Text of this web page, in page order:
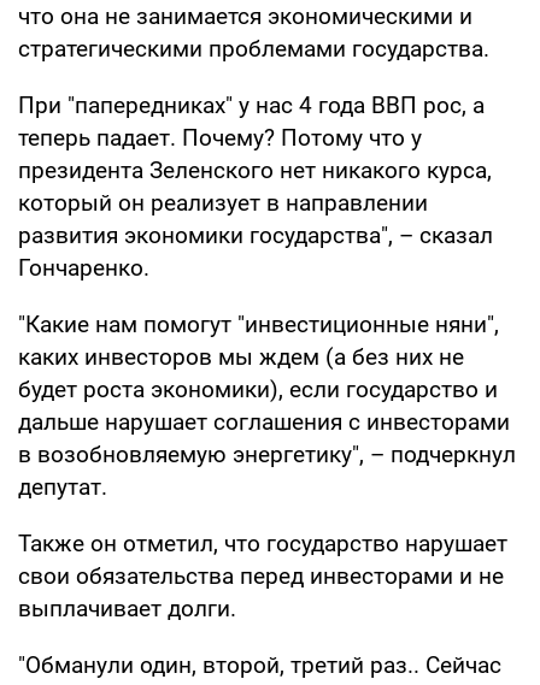
что она не занимается экономическими и
стратегическими проблемами государства.
При "папередниках" у нас 4 года ВВП рос, а
теперь падает. Почему? Потому что у
президента Зеленского нет никакого курса,
который он реализует в направлении
развития экономики государства", – сказал
Гончаренко.
"Какие нам помогут "инвестиционные няни",
каких инвесторов мы ждем (а без них не
будет роста экономики), если государство и
дальше нарушает соглашения с инвесторами
в возобновляемую энергетику", – подчеркнул
депутат.
Также он отметил, что государство нарушает
свои обязательства перед инвесторами и не
выплачивает долги.
"Обманули один, второй, третий раз.. Сейчас